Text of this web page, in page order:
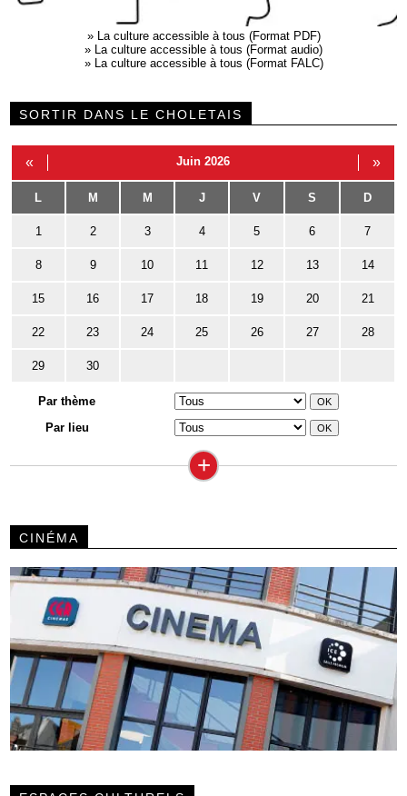
» La culture accessible à tous (Format PDF)
» La culture accessible à tous (Format audio)
» La culture accessible à tous (Format FALC)
SORTIR DANS LE CHOLETAIS
« Juin 2026 »
L M M J V S D
1 2 3 4 5 6 7
8 9 10 11 12 13 14
15 16 17 18 19 20 21
22 23 24 25 26 27 28
29 30
Par thème
Par lieu
+
CINÉMA